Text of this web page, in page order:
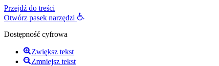
Przejdź do treści
Otwórz pasek narzędzi
Dostępność cyfrowa
Zwiększ tekst
Zmniejsz tekst